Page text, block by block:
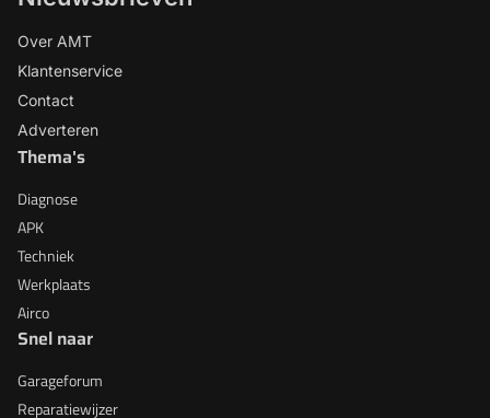
Over AMT
Klantenservice
Contact
Adverteren
Thema's
Diagnose
APK
Techniek
Werkplaats
Airco
Snel naar
Garageforum
Reparatiewijzer